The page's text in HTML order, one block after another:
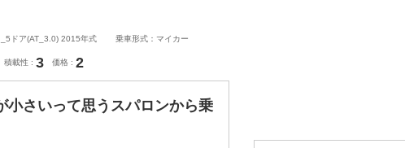
ドア(AT_3.0) 2015年式 乗車形式：マイカー
積載性 3 価格 2
さいって思うスパロンから乗